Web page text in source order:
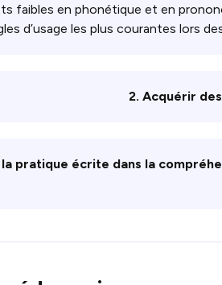
faibles en phonétique et en
d’usage les plus courantes lors
2. Acquérir
pratique écrite dans la